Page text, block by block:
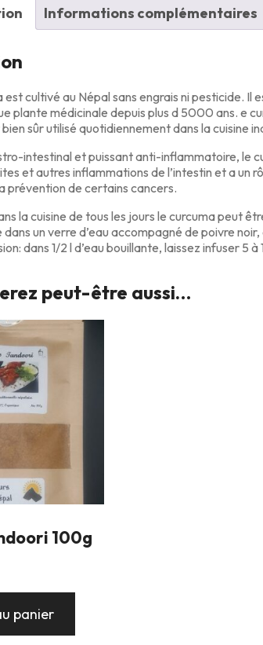
Informations complémentaires
est cultivé au Népal sans engrais ni pesticide.
plante médicinale depuis plus d 5000 ans. e
sûr utilisé quotidiennement dans la cuisine
intestinal et puissant anti-inflammatoire, le
et autres inflammations de l’intestin et a un
prévention de certains cancers.
la cuisine de tous les jours le curcuma peut
un verre d’eau accompagné de poivre
dans 1/2 l d’eau bouillante, laissez infuser
peut-être aussi…
100g
panier